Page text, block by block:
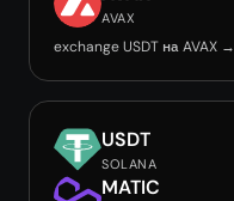
AVAX
exchange USDT на AVAX →
USDT
SOLANA
MATIC